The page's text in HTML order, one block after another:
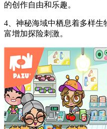
的创作自由和乐趣。
4、神秘海域中栖息着多样
富增加探险刺激。